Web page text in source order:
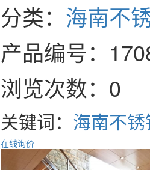
分类： 海南不
产品编号：
浏览次数：0
关键词： 海南不
在线询价